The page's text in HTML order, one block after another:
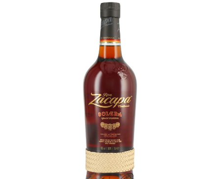
Bildergalerie überspringen